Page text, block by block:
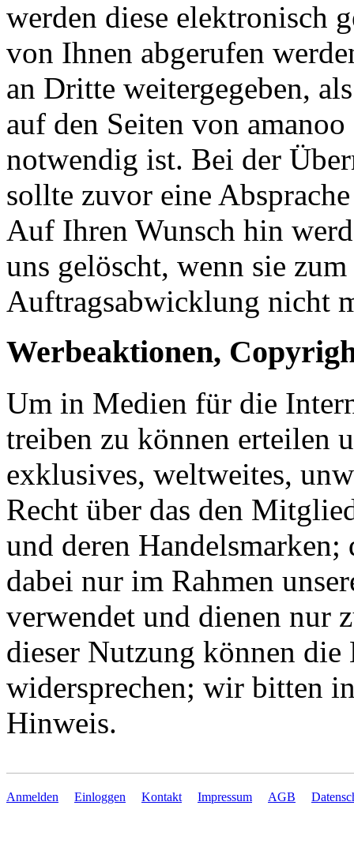
werden diese elektronisch
von Ihnen abgerufen
an Dritte weitergegeben,
auf den Seiten von
notwendig ist. Bei der
sollte zuvor eine
Auf Ihren Wunsch hin
uns gelöscht, wenn sie
Auftragsabwicklung nicht
Werbeaktionen,
Um in Medien für die
treiben zu können erteilen
exklusives, weltweites,
Recht über das den
und deren
dabei nur im Rahmen
verwendet und dienen nur
dieser Nutzung können
widersprechen; wir bitten
Hinweis.
Anmelden Einloggen Kontakt Impressum AGB